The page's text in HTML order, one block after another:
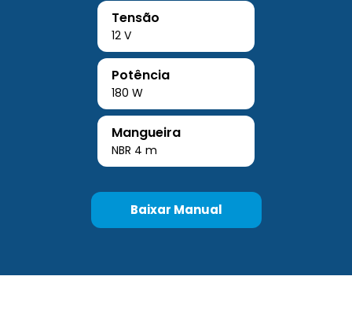
Tensão
12 V
Potência
180 W
Mangueira
NBR 4 m
Baixar Manual